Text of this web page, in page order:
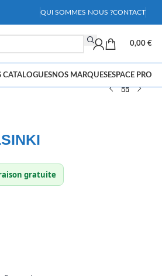
QUI SOMMES NOUS ?CONTACT
0,00 €
CATALOGUESNOS MARQUESESPACE PRO
gratuite